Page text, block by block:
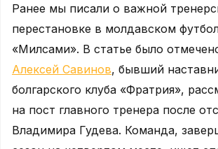
Ранее мы писали о важной
перестановке в молдавском
«Милсами». В статье было
Алексей Савинов, бывший
болгарского клуба «Фратрия»,
на пост главного тренера после
Владимира Гудева. Команда,